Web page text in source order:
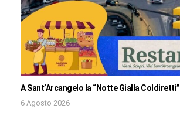
A Sant’Arcangelo la “Notte Gialla Coldiretti”
6 Agosto 2026